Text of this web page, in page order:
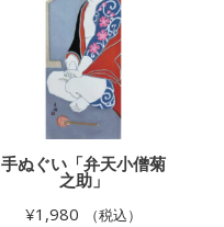
手ぬぐい「弁天小僧菊
之助」
¥1,980 （税込）